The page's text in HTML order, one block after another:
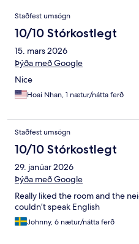
Umsagnir
Staðfest umsögn
10/10 Stórkostlegt
15. mars 2026
Þýða með Google
Nice
Hoai Nhan, 1 nætur/nátta ferð
Staðfest umsögn
10/10 Stórkostlegt
29. janúar 2026
Þýða með Google
Really liked the room and the
couldn’t speak English
Johnny, 6 nætur/nátta ferð